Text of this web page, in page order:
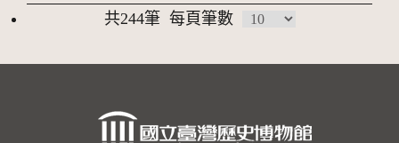
共244筆 每頁筆數